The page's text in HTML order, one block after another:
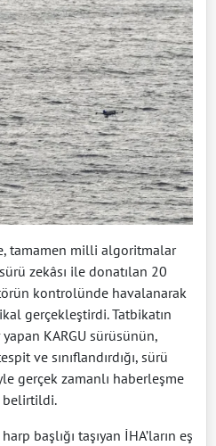
tamamen milli algoritmalar
zekâsı ile donatılan 20
kontrolünde havalanarak
gerçekleştirdi. Tatbikatın
KARGU sürüsünün,
ve sınıflandırdığı, sürü
gerçek zamanlı haberleşme
belirtildi.
başlığı taşıyan İHA’ların eş